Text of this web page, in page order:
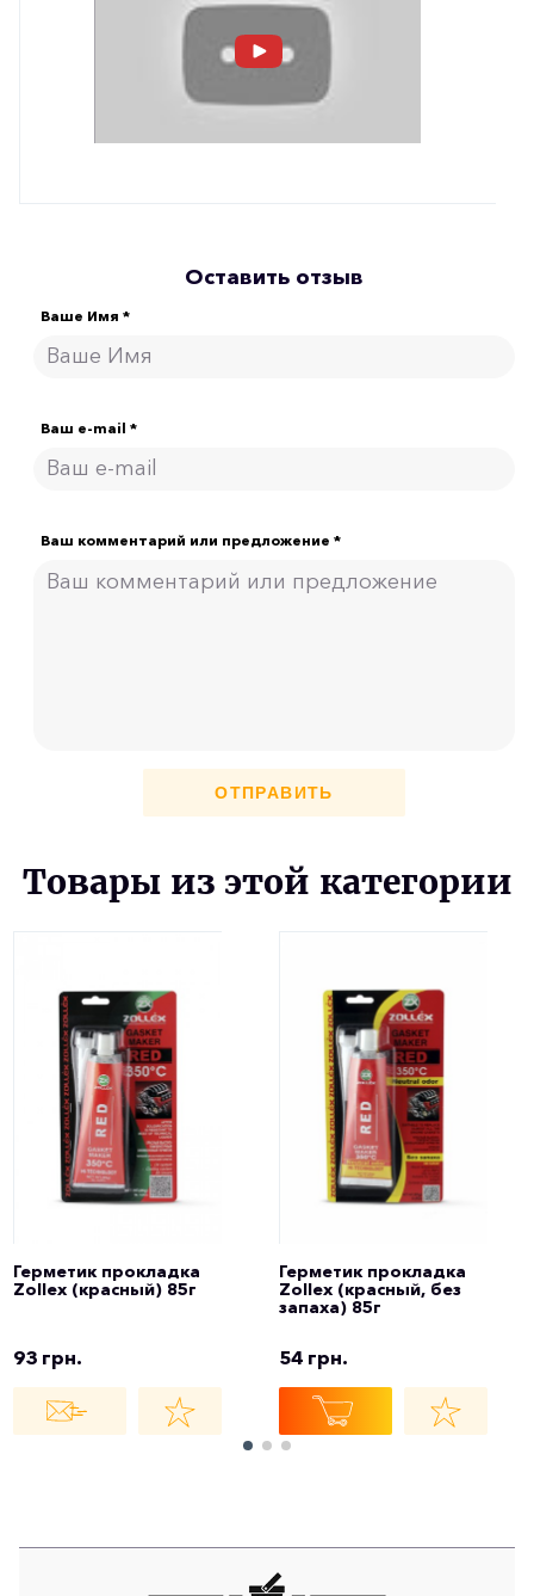
Оставить отзыв
Ваше Имя *
Ваш e-mail *
Ваш комментарий или предложение *
ОТПРАВИТЬ
Товары из этой категории
Герметик прокладка
Zollex (красный) 85г
93 грн.
Герметик прокладка
Zollex (красный, без
запаха) 85г
54 грн.